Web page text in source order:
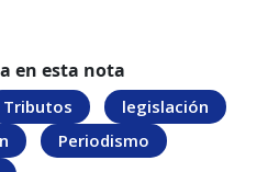
en esta nota
Tributos
legislación
Periodismo